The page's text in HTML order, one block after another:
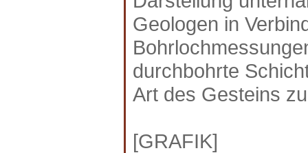
Geologen in
durchbohrte
Art des Gesteins
[GRAFIK]